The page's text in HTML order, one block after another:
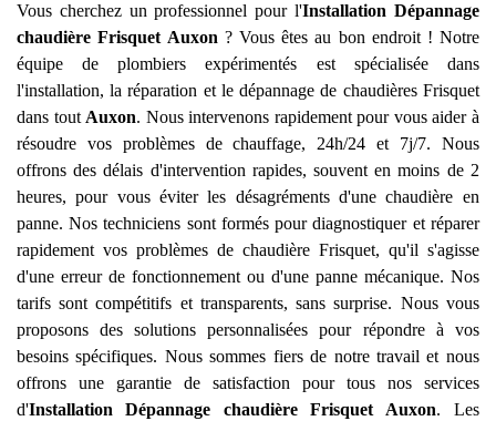
Vous cherchez un professionnel pour l'Installation Dépannage
chaudière Frisquet Auxon ? Vous êtes au bon endroit ! Notre
équipe de plombiers expérimentés est spécialisée dans
l'installation, la réparation et le dépannage de chaudières Frisquet
dans tout Auxon. Nous intervenons rapidement pour vous aider à
résoudre vos problèmes de chauffage, 24h/24 et 7j/7. Nous
offrons des délais d'intervention rapides, souvent en moins de 2
heures, pour vous éviter les désagréments d'une chaudière en
panne. Nos techniciens sont formés pour diagnostiquer et réparer
rapidement vos problèmes de chaudière Frisquet, qu'il s'agisse
d'une erreur de fonctionnement ou d'une panne mécanique. Nos
tarifs sont compétitifs et transparents, sans surprise. Nous vous
proposons des solutions personnalisées pour répondre à vos
besoins spécifiques. Nous sommes fiers de notre travail et nous
offrons une garantie de satisfaction pour tous nos services
d'Installation Dépannage chaudière Frisquet Auxon. Les